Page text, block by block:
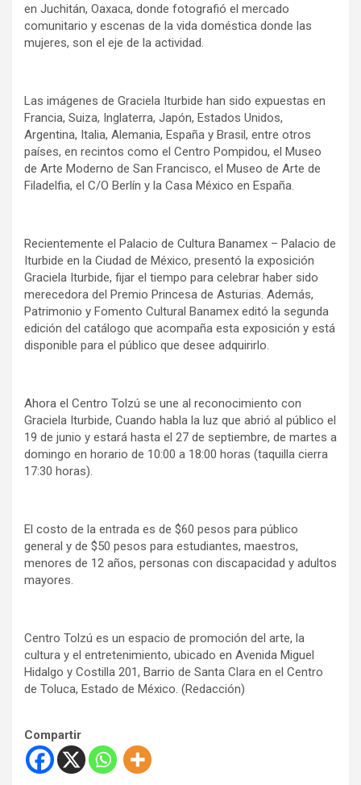
en Juchitán, Oaxaca, donde fotografió el mercado
comunitario y escenas de la vida doméstica donde las
mujeres, son el eje de la actividad.
Las imágenes de Graciela Iturbide han sido expuestas en
Francia, Suiza, Inglaterra, Japón, Estados Unidos,
Argentina, Italia, Alemania, España y Brasil, entre otros
países, en recintos como el Centro Pompidou, el Museo
de Arte Moderno de San Francisco, el Museo de Arte de
Filadelfia, el C/O Berlín y la Casa México en España.
Recientemente el Palacio de Cultura Banamex – Palacio de
Iturbide en la Ciudad de México, presentó la exposición
Graciela Iturbide, fijar el tiempo para celebrar haber sido
merecedora del Premio Princesa de Asturias. Además,
Patrimonio y Fomento Cultural Banamex editó la segunda
edición del catálogo que acompaña esta exposición y está
disponible para el público que desee adquirirlo.
Ahora el Centro Tolzú se une al reconocimiento con
Graciela Iturbide, Cuando habla la luz que abrió al público el
19 de junio y estará hasta el 27 de septiembre, de martes a
domingo en horario de 10:00 a 18:00 horas (taquilla cierra
17:30 horas).
El costo de la entrada es de $60 pesos para público
general y de $50 pesos para estudiantes, maestros,
menores de 12 años, personas con discapacidad y adultos
mayores.
Centro Tolzú es un espacio de promoción del arte, la
cultura y el entretenimiento, ubicado en Avenida Miguel
Hidalgo y Costilla 201, Barrio de Santa Clara en el Centro
de Toluca, Estado de México. (Redacción)
Compartir